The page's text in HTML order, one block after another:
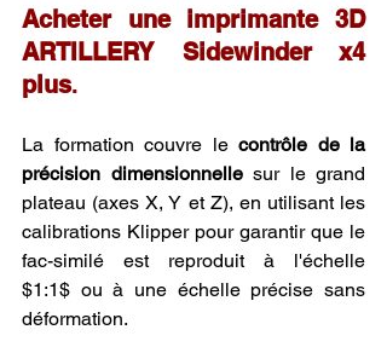
Acheter une imprimante 3D
ARTILLERY Sidewinder x4
plus.
La formation couvre le contrôle de la
précision dimensionnelle sur le grand
plateau (axes X, Y et Z), en utilisant les
calibrations Klipper pour garantir que le
fac-similé est reproduit à l'échelle
$1:1$ ou à une échelle précise sans
déformation.